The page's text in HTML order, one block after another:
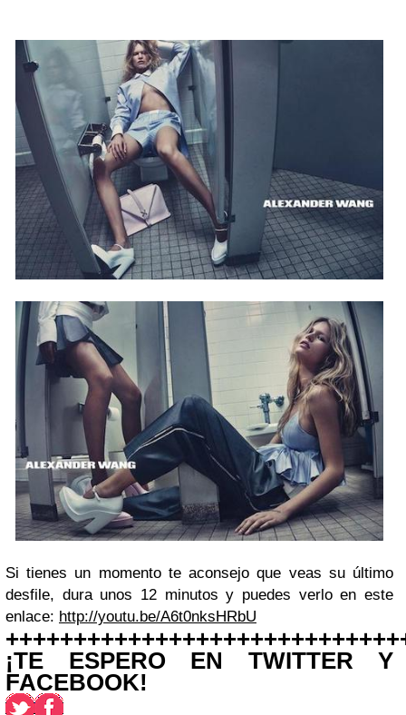
Si tienes un momento te aconsejo que veas su último
desfile, dura unos 12 minutos y puedes verlo en este
enlace: http://youtu.be/A6t0nksHRbU
¡TE ESPERO EN TWITTER Y
FACEBOOK!